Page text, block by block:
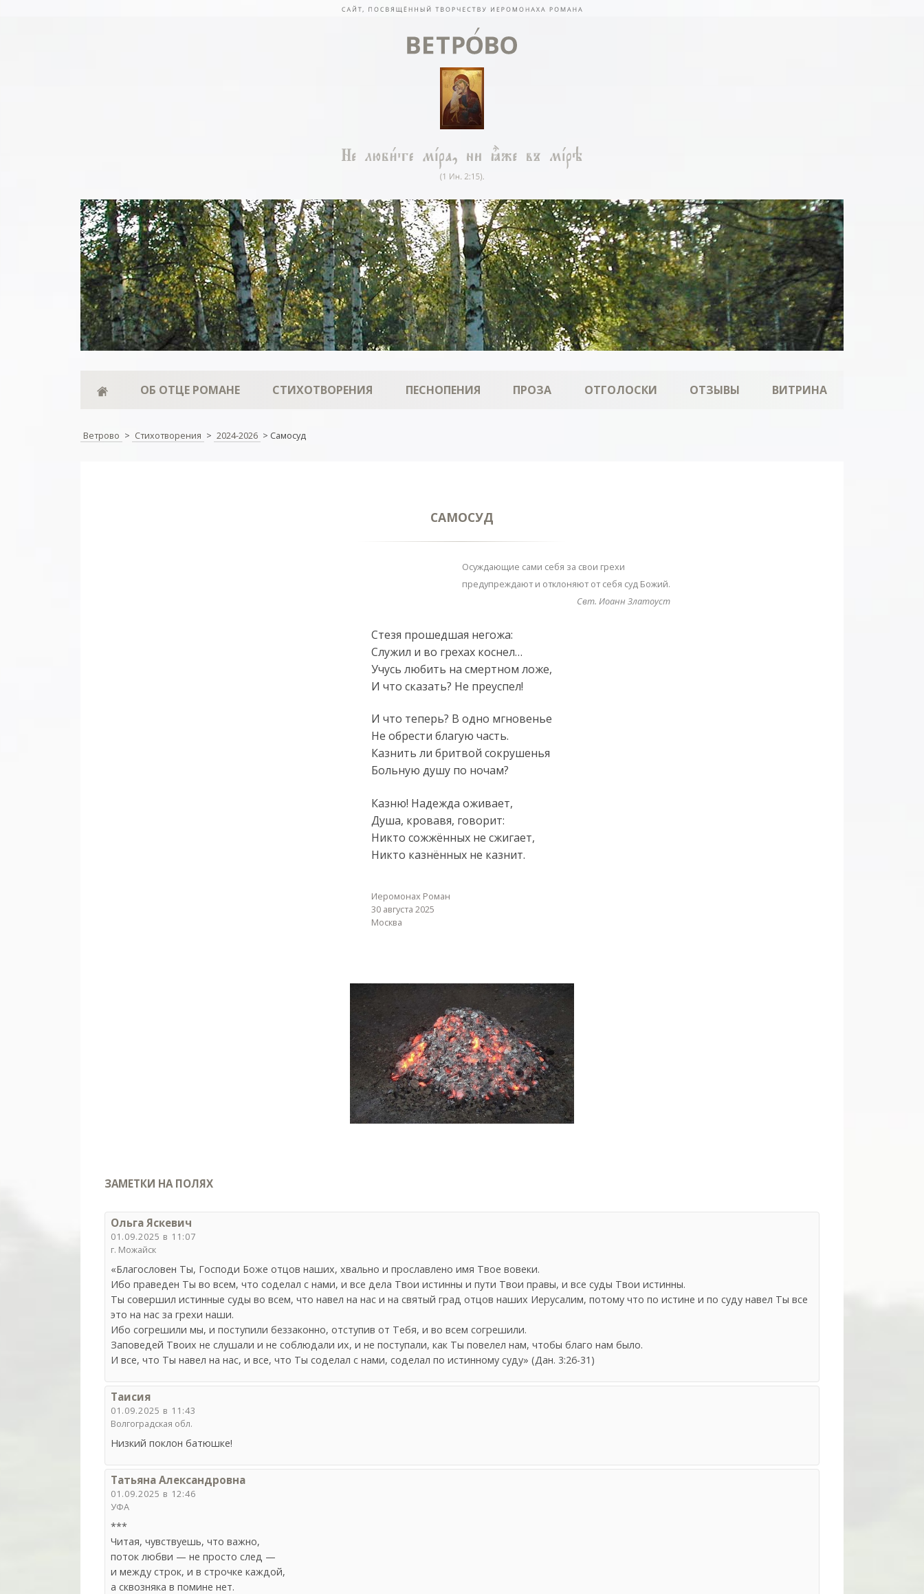
ОБ ОТЦЕ РОМАНЕ СТИХОТВОРЕНИЯ ПЕСНОПЕНИЯ ПРОЗА ОТГОЛОСКИ ОТЗЫВЫ ВИТРИНА
Ветрово > Стихотворения > 2024-2026 > Самосуд
САМОСУД
Осуждающие сами себя за свои грехи
предупреждают и отклоняют от себя суд Божий.
Свт. Иоанн Златоуст
Стезя прошедшая негожа:
Служил и во грехах коснел…
Учусь любить на смертном ложе,
И что сказать? Не преуспел!
И что теперь? В одно мгновенье
Не обрести благую часть.
Казнить ли бритвой сокрушенья
Больную душу по ночам?
Казню! Надежда оживает,
Душа, кровавя, говорит:
Никто сожжённых не сжигает,
Никто казнённых не казнит.
Иеромонах Роман
30 августа 2025
Москва
ЗАМЕТКИ НА ПОЛЯХ
Ольга Яскевич
01.09.2025 в 11:07
г. Можайск
«Благословен Ты, Господи Боже отцов наших, хвально и прославлено имя Твое вовеки.
Ибо праведен Ты во всем, что соделал с нами, и все дела Твои истинны и пути Твои правы, и все суды Твои истинны.
Ты совершил истинные суды во всем, что навел на нас и на святый град отцов наших Иерусалим, потому что по истине и по суду навел Ты все
это на нас за грехи наши.
Ибо согрешили мы, и поступили беззаконно, отступив от Тебя, и во всем согрешили.
Заповедей Твоих не слушали и не соблюдали их, и не поступали, как Ты повелел нам, чтобы благо нам было.
И все, что Ты навел на нас, и все, что Ты соделал с нами, соделал по истинному суду» (Дан. 3:26-31)
Таисия
01.09.2025 в 11:43
Волгоградская обл.
Низкий поклон батюшке!
Татьяна Александровна
01.09.2025 в 12:46
УФА
***
Читая, чувствуешь, что важно,
поток любви — не просто след —
и между строк, и в строчке каждой,
а сквозняка в помине нет.